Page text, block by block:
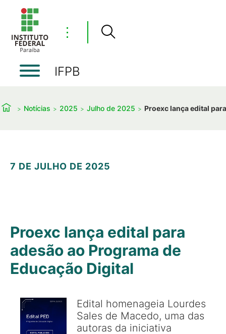
⋮
IFPB
Notícias 2025 Julho de 2025 Proexc lança edital
7 DE JULHO DE 2025
Proexc lança edital para
adesão ao Programa de
Educação Digital
Edital homenageia Lourdes
Sales de Macedo, uma das
autoras da iniciativa